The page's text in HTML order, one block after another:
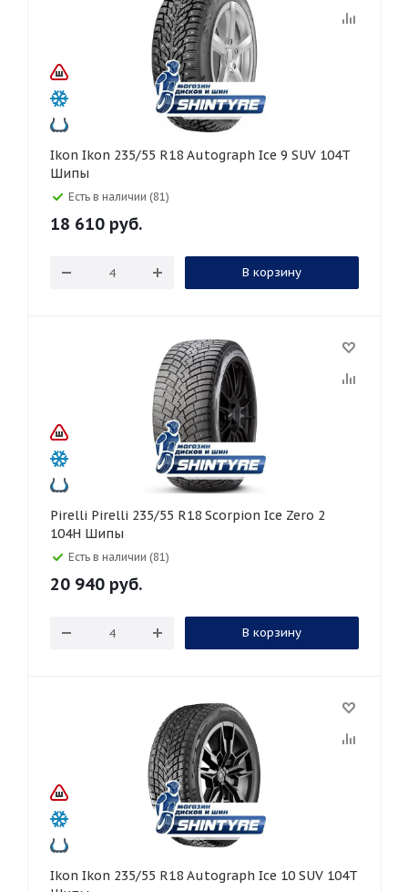
Ikon Ikon 235/55 R18 Autograph Ice 9 SUV 104T
Шипы
Есть в наличии (81)
18 610 руб.
В корзину
Pirelli Pirelli 235/55 R18 Scorpion Ice Zero 2
104H Шипы
Есть в наличии (81)
20 940 руб.
В корзину
Ikon Ikon 235/55 R18 Autograph Ice 10 SUV 104T